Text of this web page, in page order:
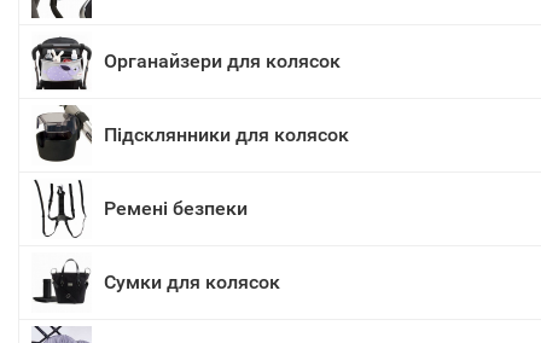
Органайзери для колясок
Підсклянники для колясок
Ремені безпеки
Сумки для колясок